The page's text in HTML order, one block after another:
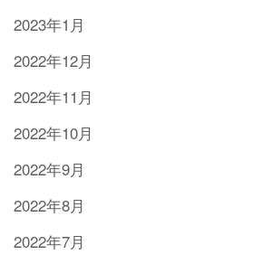
2023年1月
2022年12月
2022年11月
2022年10月
2022年9月
2022年8月
2022年7月